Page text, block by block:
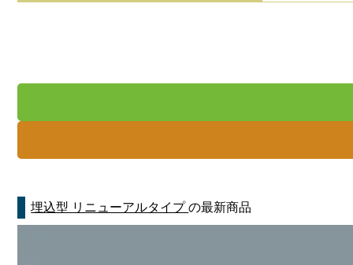
埋込型 リニューアルタイプの最新商品